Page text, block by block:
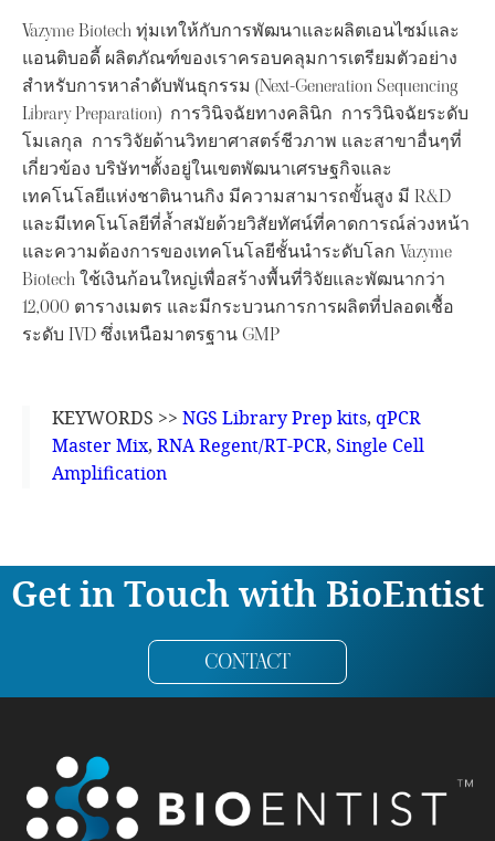
Vazyme Biotech ทุ่มเทให้กับการพัฒนาและผลิตเอนไซม์และ
แอนติบอดี้ ผลิตภัณฑ์ของเราครอบคลุมการเตรียมตัวอย่าง
สำหรับการหาลำดับพันธุกรรม (Next-Generation Sequencing
Library Preparation) การวินิจฉัยทางคลินิก การวินิจฉัยระดับ
โมเลกุล การวิจัยด้านวิทยาศาสตร์ชีวภาพ และสาขาอื่นๆที่
เกี่ยวข้อง บริษัทฯตั้งอยู่ในเขตพัฒนาเศรษฐกิจและ
เทคโนโลยีแห่งชาตินานกิง มีความสามารถขั้นสูง มี R&D
และมีเทคโนโลยีที่ล้ำสมัยด้วยวิสัยทัศน์ที่คาดการณ์ล่วงหน้า
และความต้องการของเทคโนโลยีชั้นนำระดับโลก Vazyme
Biotech ใช้เงินก้อนใหญ่เพื่อสร้างพื้นที่วิจัยและพัฒนากว่า
12,000 ตารางเมตร และมีกระบวนการการผลิตที่ปลอดเชื้อ
ระดับ IVD ซึ่งเหนือมาตรฐาน GMP
KEYWORDS >> NGS Library Prep kits, qPCR
Master Mix, RNA Regent/RT-PCR, Single Cell
Amplification
Get in Touch with BioEntist
CONTACT